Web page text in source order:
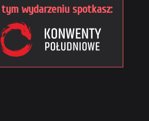
tym wydarzeniu spotkasz: